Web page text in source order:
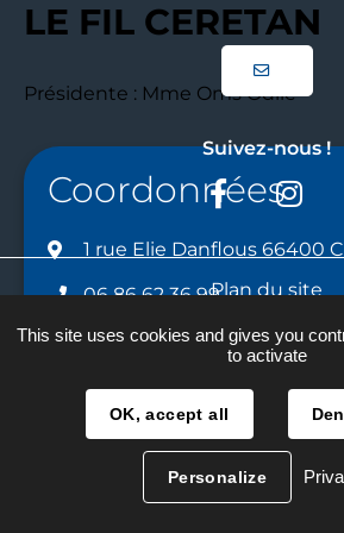
LE FIL CERETAN
Présidente : Mme Oms Odile
Coordonnées
1 rue Elie Danflous 66400
06 86 62 36 99
odileoms@gmail.com
Suivez-nous !
Plan du site
Mentions
Accessibilité
Réalisation :
La
This site uses cookies and gives you
to activate
OK, accept all
Personalize